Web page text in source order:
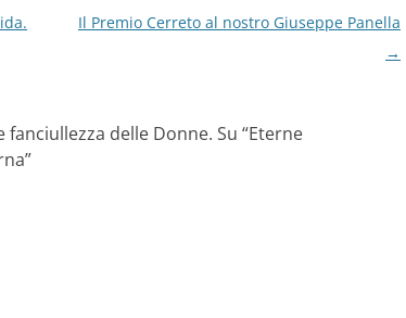
Il Premio Cerreto al nostro Giuseppe Panella
→
fanciullezza delle Donne. Su “Eterne
”